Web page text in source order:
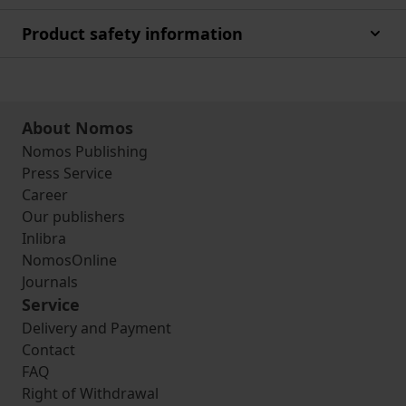
Product safety information
About Nomos
Nomos Publishing
Press Service
Career
Our publishers
Inlibra
NomosOnline
Journals
Service
Delivery and Payment
Contact
FAQ
Right of Withdrawal